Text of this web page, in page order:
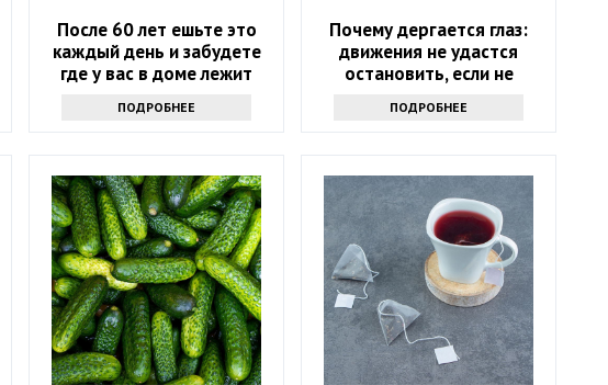
После 60 лет ешьте это
каждый день и забудете
где у вас в доме лежит
ПОДРОБНЕЕ
Почему дергается глаз:
движения не удастся
остановить, если не
ПОДРОБНЕЕ